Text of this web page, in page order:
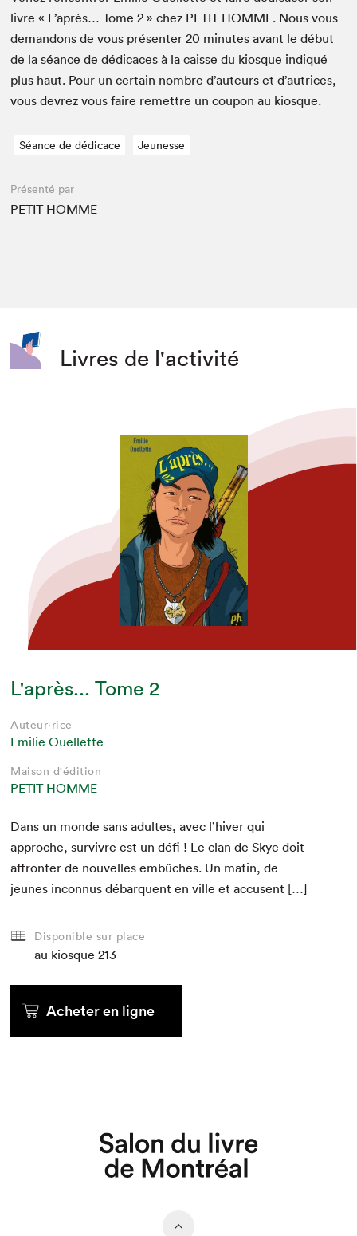
livre « L’après… Tome2 » chez PETIT HOMME. Nous vous
deman­dons de vous présen­ter20 min­utes avant le début
de la séance de dédi­caces à la caisse du kiosque indiqué
plus haut. Pour un cer­tain nom­bre d’auteurs et d’autrices,
vous devrez vous faire remet­tre un coupon au kiosque.
Séance de dédicace Jeunesse
Présenté par
PETIT HOMME
Livres de l'activité
L'après... Tome 2
Auteur·rice
Emilie Ouellette
Maison d'édition
PETIT HOMME
Dans un monde sans adultes, avec l’hiver qui
approche, sur­vivre est un défi ! Le clan de Skye doit
affron­ter de nou­velles embûch­es. Un matin, de
jeunes incon­nus débar­quent en ville et accusent […]
Disponible sur place
au kiosque 213
Acheter en ligne